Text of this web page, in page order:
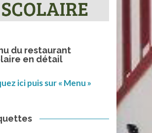
du restaurant
en détail
ici puis sur « Menu »